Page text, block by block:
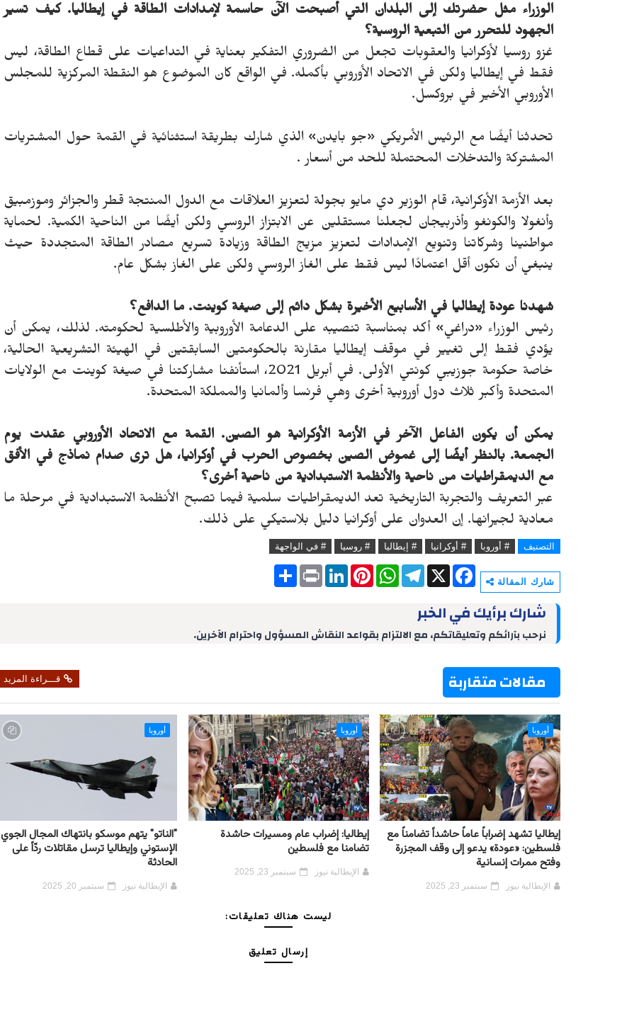
الوزراء مثل حضرتك إلى البلدان التي أصبحت الآن حاسمة لإمدادات الطاقة في إيطاليا. كيف تسير
الجهود للتحرر من التبعية الروسية؟
غزو روسيا لأوكرانيا والعقوبات تجعل من الضروري التفكير بعناية في التداعيات على قطاع الطاقة، ليس
فقط في إيطاليا ولكن في الاتحاد الأوروبي بأكمله. في الواقع كان الموضوع هو النقطة المركزية للمجلس
الأوروبي الأخير في بروكسل.
تحدثنا أيضًا مع الرئيس الأمريكي «جو بايدن» الذي شارك بطريقة استثنائية في القمة حول المشتريات
المشتركة والتدخلات المحتملة للحد من أسعار .
بعد الأزمة الأوكرانية، قام الوزير دي مايو بجولة لتعزيز العلاقات مع الدول المنتجة قطر والجزائر وموزمبيق
وأنغولا والكونغو وأذربيجان لجعلنا مستقلين عن الابتزاز الروسي ولكن أيضًا من الناحية الكمية. لحماية
مواطنينا وشركاتنا وتنويع الإمدادات لتعزيز مزيج الطاقة وزيادة تسريع مصادر الطاقة المتجددة حيث
ينبغي أن نكون أقل اعتمادًا ليس فقط على الغاز الروسي ولكن على الغاز بشكل عام.
شهدنا عودة إيطاليا في الأسابيع الأخيرة بشكل دائم إلى صيغة كوينت. ما الدافع؟
رئيس الوزراء «دراغي» أكد بمناسبة تنصيبه على الدعامة الأوروبية والأطلسية لحكومته. لذلك، يمكن أن
يؤدي فقط إلى تغيير في موقف إيطاليا مقارنة بالحكومتين السابقتين في الهيئة التشريعية الحالية،
خاصة حكومة جوزيبي كونتي الأولى. في أبريل 2021، استأنفنا مشاركتنا في صيغة كوينت مع الولايات
المتحدة وأكبر ثلاث دول أوروبية أخرى وهي فرنسا وألمانيا والمملكة المتحدة.
يمكن أن يكون الفاعل الآخر في الأزمة الأوكرانية هو الصين. القمة مع الاتحاد الأوروبي عقدت يوم
الجمعة. بالنظر أيضًا إلى غموض الصين بخصوص الحرب في أوكرانيا، هل ترى صدام نماذج في الأفق
مع الديمقراطيات من ناحية والأنظمة الاستبدادية من ناحية أخرى؟
عبر التعريف والتجربة التاريخية تعد الديمقراطيات سلمية فيما تصبح الأنظمة الاستبدادية في مرحلة ما
معادية لجيرانها. إن العدوان على أوكرانيا دليل بلاستيكي على ذلك.
التصنيف # أوروبا # أوكرانيا # إيطاليا # روسيا # في الواجهة
شارك المقالة
S
P
r
L
I
P
e
W
h
p
T
e
g
a
X
F
a
b
o
شارك برأيك في الخبر
نرحب بآرائكم وتعليقاتكم، مع الالتزام بقواعد النقاش المسؤول واحترام الآخرين.
مقالات متقاربة قـــراءة المزيد
أوروبا
إيطاليا تشهد إضراباً عاماً حاشداً تضامناً مع
فلسطين: «عودة» يدعو إلى وقف المجزرة
وفتح ممرات إنسانية
الإيطالية نيوز سبتمبر 23, 2025
أوروبا
إيطاليا: إضراب عام ومسيرات حاشدة
تضامنا مع فلسطين
الإيطالية نيوز سبتمبر 23, 2025
أوروبا
"الناتو" يتهم موسكو بانتهاك المجال الجوي
الإستوني وإيطاليا ترسل مقاتلات ردّاً على
الحادثة
الإيطالية نيوز سبتمبر 20, 2025
ليست هناك تعليقات:
إرسال تعليق